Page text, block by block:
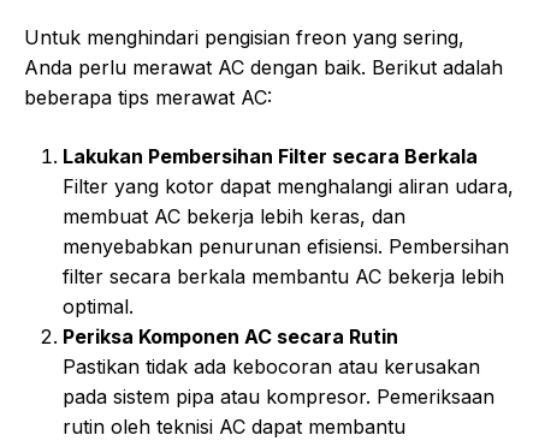
Untuk menghindari pengisian freon yang sering,
Anda perlu merawat AC dengan baik. Berikut adalah
beberapa tips merawat AC:
Lakukan Pembersihan Filter secara Berkala
Filter yang kotor dapat menghalangi aliran udara,
membuat AC bekerja lebih keras, dan
menyebabkan penurunan efisiensi. Pembersihan
filter secara berkala membantu AC bekerja lebih
optimal.
Periksa Komponen AC secara Rutin
Pastikan tidak ada kebocoran atau kerusakan
pada sistem pipa atau kompresor. Pemeriksaan
rutin oleh teknisi AC dapat membantu